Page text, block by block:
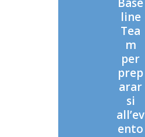
line
Tea
m
per
prep
arar
si
all’ev
ento